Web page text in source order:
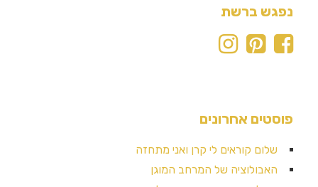
נפגש ברשת
פוסטים אחרונים
שלום קוראים לי קרן ואני מתחזה
האבולוציה של המרחב המוגן